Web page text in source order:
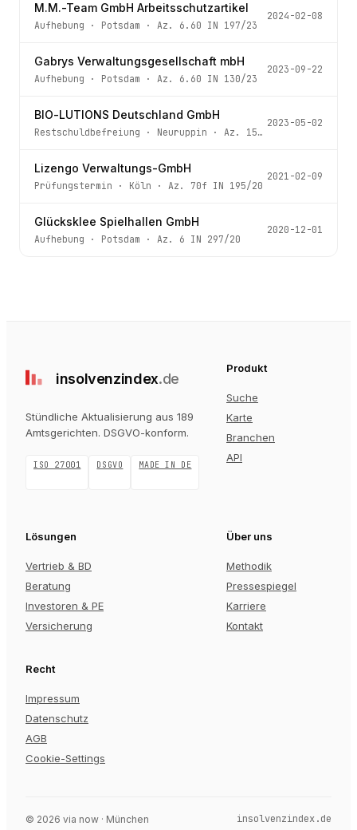
M.M.-Team GmbH Arbeitsschutzartikel
Aufhebung · Potsdam · Az. 6.60 IN 197/23
2024-02-08
Gabrys Verwaltungsgesellschaft mbH
Aufhebung · Potsdam · Az. 6.60 IN 130/23
2023-09-22
BIO-LUTIONS Deutschland GmbH
Restschuldbefreiung · Neuruppin · Az. 15 IN 41/23
2023-05-02
Lizengo Verwaltungs-GmbH
Prüfungstermin · Köln · Az. 70f IN 195/20
2021-02-09
Glücksklee Spielhallen GmbH
Aufhebung · Potsdam · Az. 6 IN 297/20
2020-12-01
insolvenzindex.de
Stündliche Aktualisierung aus 189
Amtsgerichten. DSGVO-konform.
ISO 27001 DSGVO MADE IN DE
Produkt
Suche
Karte
Branchen
API
Lösungen
Vertrieb & BD
Beratung
Investoren & PE
Versicherung
Über uns
Methodik
Pressespiegel
Karriere
Kontakt
Recht
Impressum
Datenschutz
AGB
Cookie-Settings
© 2026 via now · München insolvenzindex.de